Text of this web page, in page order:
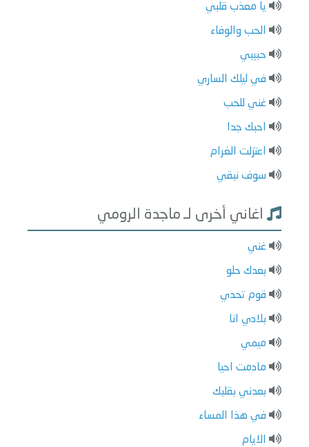
يا معذب قلبي
الحب والوفاء
حبيبي
في ليلك الساري
غني للحب
احبك جدا
اعتزلت الغرام
سوف نبقي
اغاني أخرى لـ ماجدة الرومي
غني
بعدك حلو
قوم تحدي
بلادي انا
ميمي
مادمت احيا
بعدني بقلبك
في هذا المساء
الايام